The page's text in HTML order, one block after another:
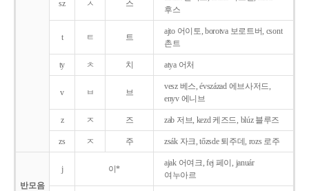
sz ㅅ 스
후스
t ㅌ 트
ajto 어이토, borotva 보로트버, csont
촌트
ty ㅊ 치 atya 어처
v ㅂ 브
vesz 베스, évszázad 에브사저드,
enyv 에니브
z ㅈ 즈 zab 저브, kezd 케즈드, blúz 블루즈
zs ㅈ 주 zsák 자크, tőzsde 퇴주데, rozs 로주
반모음
j 이*
ajak 어여크, fej 페이, január
여누아르